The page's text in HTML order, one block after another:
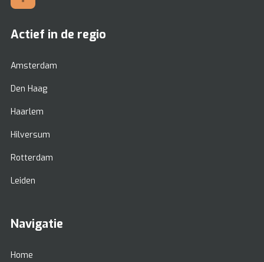
Actief in de regio
Amsterdam
Den Haag
Haarlem
Hilversum
Rotterdam
Leiden
Navigatie
Home